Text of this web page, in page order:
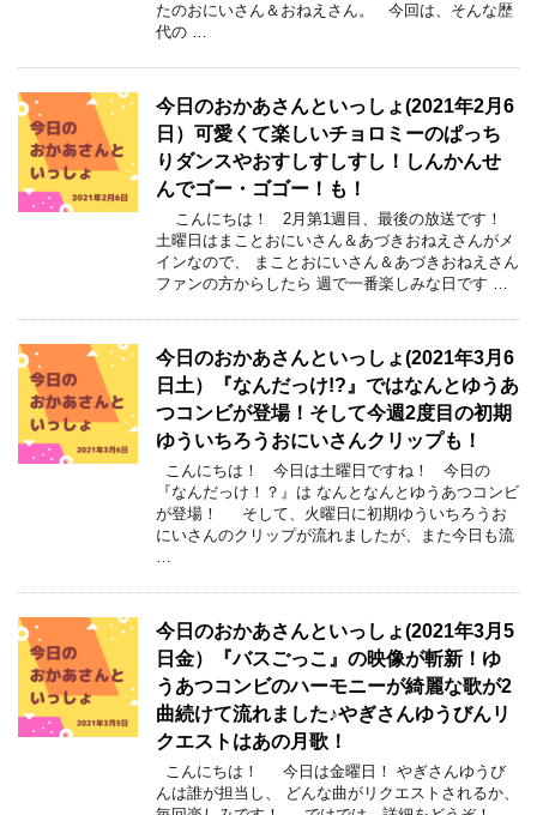
たのおにいさん＆おねえさん。 今回は、そんな歴
代の …
今日のおかあさんといっしょ(2021年2月6
日）可愛くて楽しいチョロミーのぱっち
りダンスやおすしすしすし！しんかんせ
んでゴー・ゴゴー！も！
こんにちは！ 2月第1週目、最後の放送です！
土曜日はまことおにいさん＆あづきおねえさんがメ
インなので、 まことおにいさん＆あづきおねえさん
ファンの方からしたら 週で一番楽しみな日です …
今日のおかあさんといっしょ(2021年3月6
日土）『なんだっけ!?』ではなんとゆうあ
つコンビが登場！そして今週2度目の初期
ゆういちろうおにいさんクリップも！
こんにちは！ 今日は土曜日ですね！ 今日の
『なんだっけ！？』は なんとなんとゆうあつコンビ
が登場！ そして、火曜日に初期ゆういちろうお
にいさんのクリップが流れましたが、また今日も流
…
今日のおかあさんといっしょ(2021年3月5
日金）『バスごっこ』の映像が斬新！ゆ
うあつコンビのハーモニーが綺麗な歌が2
曲続けて流れました♪やぎさんゆうびんリ
クエストはあの月歌！
こんにちは！ 今日は金曜日！ やぎさんゆうび
んは誰が担当し、 どんな曲がリクエストされるか、